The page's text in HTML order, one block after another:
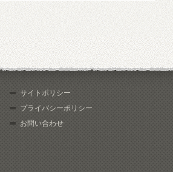
サイトポリシー
プライバシーポリシー
お問い合わせ